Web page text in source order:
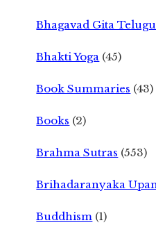
Bhagavad Gita Telugu
Bhakti Yoga (45)
Book Summaries (43)
Books (2)
Brahma Sutras (553)
Brihadaranyaka
Buddhism (1)